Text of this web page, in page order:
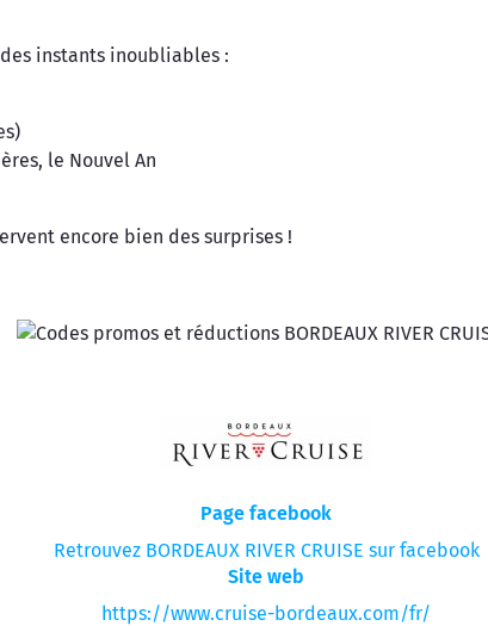
instants inoubliables :
le Nouvel An
encore bien des surprises !
Page facebook
Retrouvez BORDEAUX RIVER CRUISE sur facebook
Site web
https://www.cruise-bordeaux.com/fr/